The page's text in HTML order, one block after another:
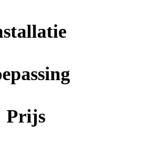
Prijs